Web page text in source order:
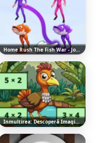
Home Rush The Fish War - Joacă Gratis Online
Înmulțirea: Descoperă Imaginea cu Păsări - Joacă Gratis